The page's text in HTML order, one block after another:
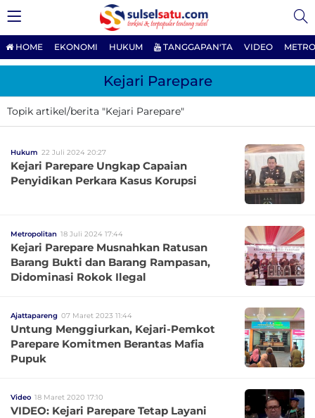
HOME EKONOMI HUKUM TANGGAPAN'TA VIDEO
Kejari Parepare
Topik artikel/berita "Kejari Parepare"
Hukum 22 Juli 2024 20:27
Kejari Parepare Ungkap Capaian
Penyidikan Perkara Kasus Korupsi
Metropolitan 18 Juli 2024 17:44
Kejari Parepare Musnahkan Ratusan
Barang Bukti dan Barang Rampasan,
Didominasi Rokok Ilegal
Ajattapareng 07 Maret 2023 11:44
Untung Menggiurkan, Kejari-Pemkot
Parepare Komitmen Berantas Mafia
Pupuk
Video 18 Maret 2020 17:10
VIDEO: Kejari Parepare Tetap Layani